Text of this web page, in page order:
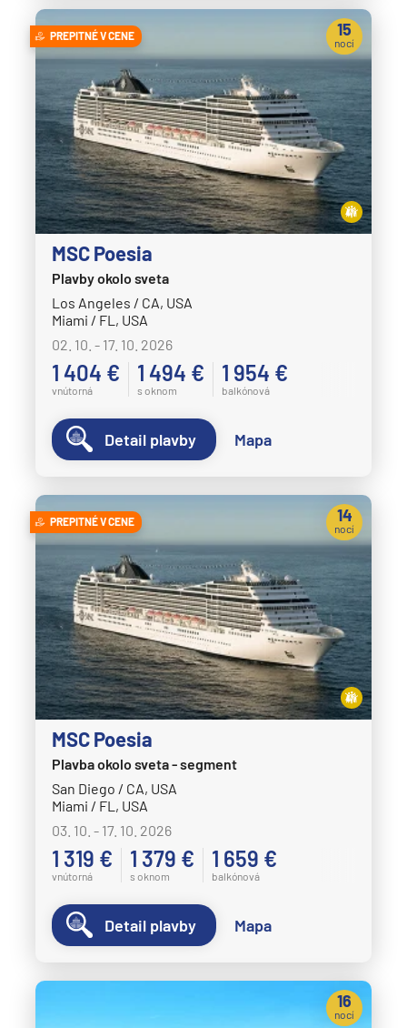
PREPITNÉ V CENE
MSC Poesia
Plavby okolo sveta
Los Angeles / CA, USA
Miami / FL, USA
02. 10. - 17. 10. 2026
1 404 €
vnútorná
1 494 €
s oknom
1 954 €
balkónová
15
nocí
Detail plavby Mapa
PREPITNÉ V CENE
MSC Poesia
Plavba okolo sveta - segment
San Diego / CA, USA
Miami / FL, USA
03. 10. - 17. 10. 2026
1 319 €
vnútorná
1 379 €
s oknom
1 659 €
balkónová
14
nocí
Detail plavby Mapa
16
nocí